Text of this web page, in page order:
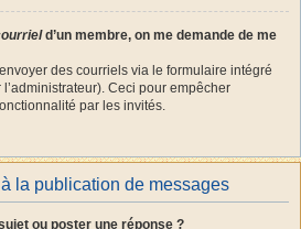
d’un membre, on me demande de me
des courriels via le formulaire intégré
Ceci pour empêcher
par les invités.
la publication de messages
ou poster une réponse ?